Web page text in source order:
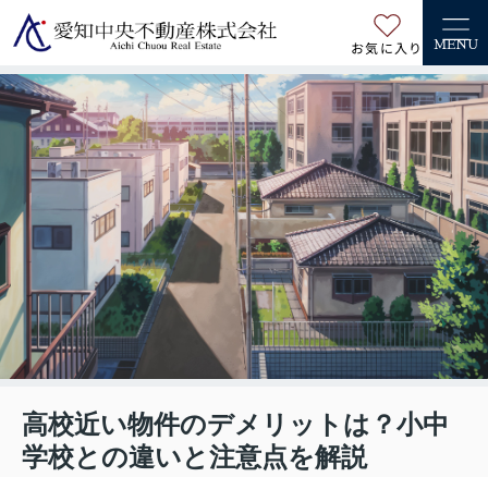
お気に入り MENU
高校近い物件のデメリットは？小中
学校との違いと注意点を解説